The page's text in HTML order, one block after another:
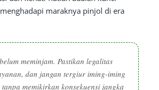
maraknya pinjol di era
meminjam. Pastikan legalitas
dan jangan tergiur iming-iming
memikirkan konsekuensi jangka